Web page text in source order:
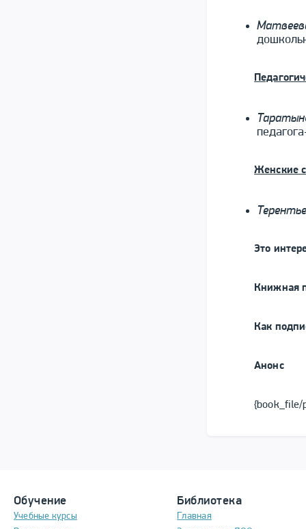
Женские
Это
Книжная
Как
Анонс
{book_file/
Обучение
Учебные курсы
Библиотека
Главная